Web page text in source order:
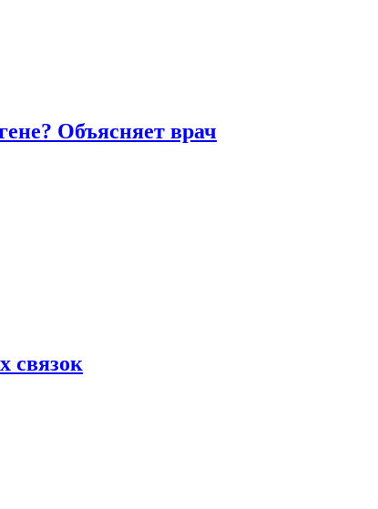
Объясняет врач
связок